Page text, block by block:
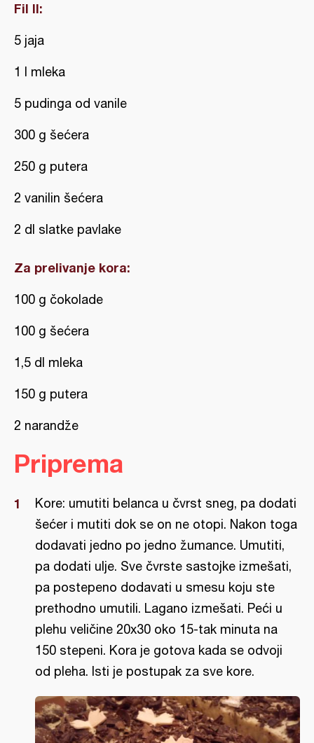
Fil II:
5 jaja
1 l mleka
5 pudinga od vanile
300 g šećera
250 g putera
2 vanilin šećera
2 dl slatke pavlake
Za prelivanje kora:
100 g čokolade
100 g šećera
1,5 dl mleka
150 g putera
2 narandže
Priprema
Kore: umutiti belanca u čvrst sneg, pa dodati
šećer i mutiti dok se on ne otopi. Nakon toga
dodavati jedno po jedno žumance. Umutiti,
pa dodati ulje. Sve čvrste sastojke izmešati,
pa postepeno dodavati u smesu koju ste
prethodno umutili. Lagano izmešati. Peći u
plehu veličine 20x30 oko 15-tak minuta na
150 stepeni. Kora je gotova kada se odvoji
od pleha. Isti je postupak za sve kore.